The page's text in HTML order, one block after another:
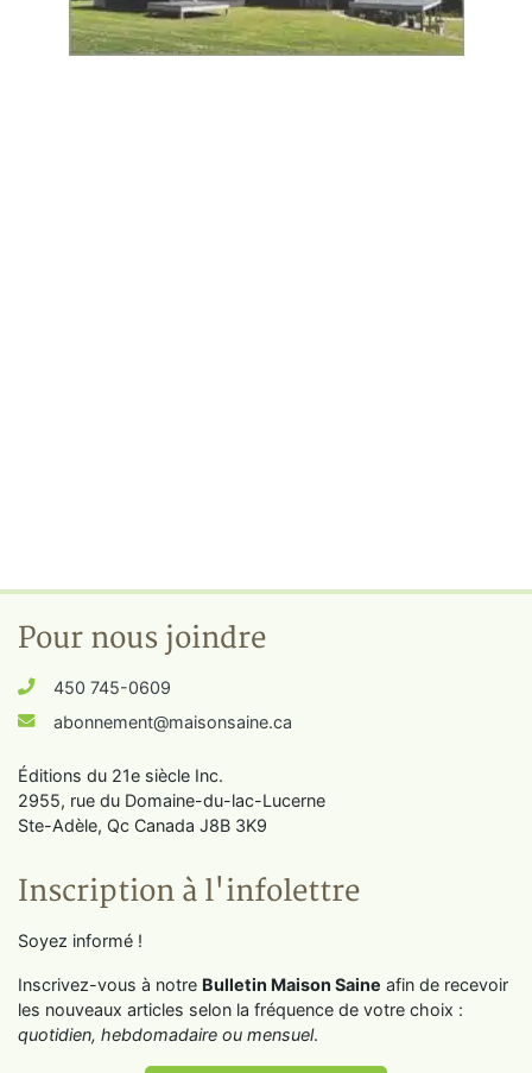
Pour nous joindre
450 745-0609
abonnement@maisonsaine.ca
Éditions du 21e siècle Inc.
2955, rue du Domaine-du-lac-Lucerne
Ste-Adèle, Qc Canada J8B 3K9
Inscription à l'infolettre
Soyez informé !
Inscrivez-vous à notre Bulletin Maison Saine afin de recevoir
les nouveaux articles selon la fréquence de votre choix :
quotidien, hebdomadaire ou mensuel.